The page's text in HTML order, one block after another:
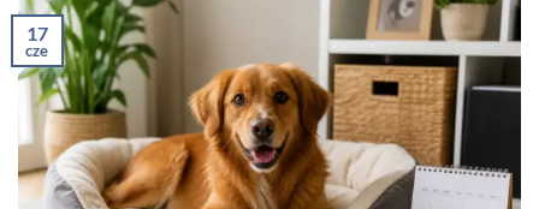
17
cze